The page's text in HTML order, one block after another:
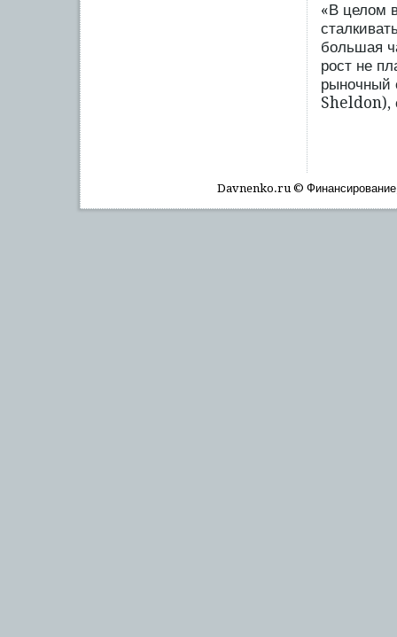
«В целом
большая
рост не
рыночный
Sheldon),
Davnenko.ru © Финансирοвание,